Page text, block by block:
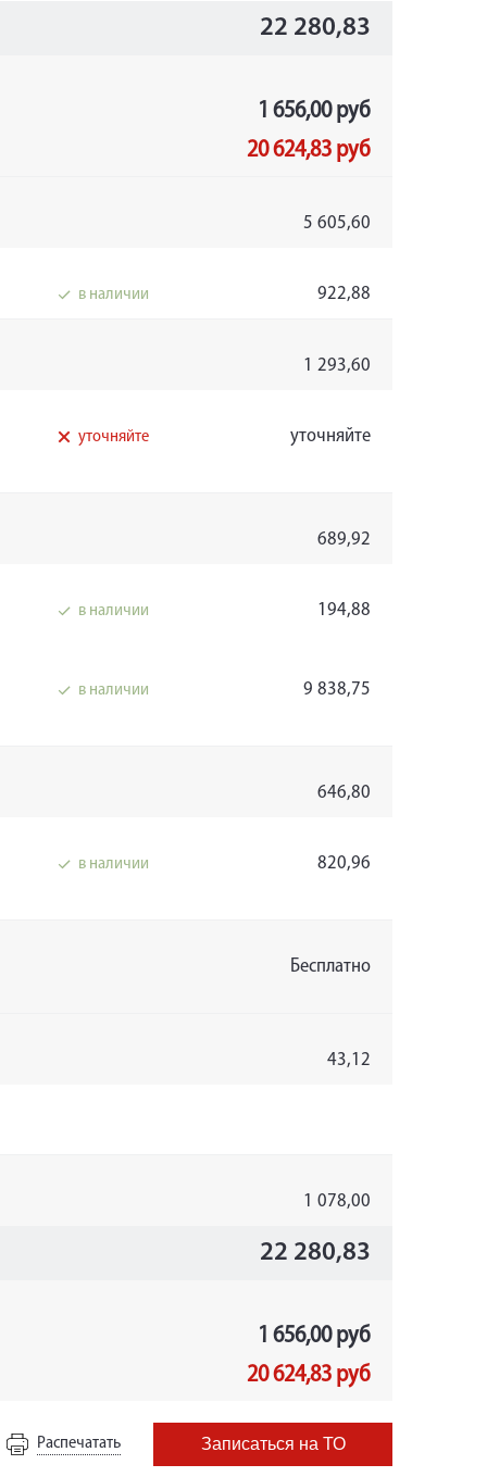
22 280,83
1 656,00 руб
20 624,83 руб
5 605,60
в наличии 922,88
1 293,60
уточняйте уточняйте
689,92
в наличии 194,88
в наличии 9 838,75
646,80
в наличии 820,96
Бесплатно
43,12
1 078,00
22 280,83
1 656,00 руб
20 624,83 руб
Распечатать Записаться на ТО